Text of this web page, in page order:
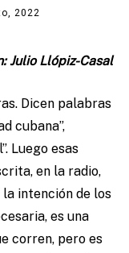
2022
Julio Llópiz-Casal
Dicen palabras
cubana”,
Luego esas
en la radio,
la intención de los
es una
corren, pero es